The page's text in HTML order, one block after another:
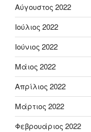
Αύγουστος 2022
Ιούλιος 2022
Ιούνιος 2022
Μάιος 2022
Απρίλιος 2022
Μάρτιος 2022
Φεβρουάριος 2022